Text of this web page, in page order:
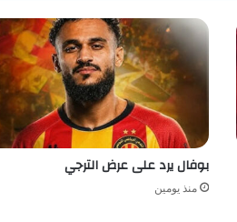
بوفال يرد على عرض الترجي
منذ يومين